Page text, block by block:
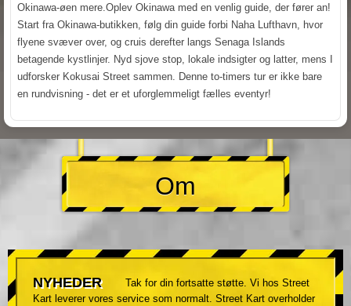
Okinawa-øen mere.Oplev Okinawa med en venlig guide, der fører an!
Start fra Okinawa-butikken, følg din guide forbi Naha Lufthavn, hvor
flyene svæver over, og cruis derefter langs Senaga Islands
betagende kystlinjer. Nyd sjove stop, lokale indsigter og latter, mens I
udforsker Kokusai Street sammen. Denne to-timers tur er ikke bare
en rundvisning - det er et uforglemmeligt fælles eventyr!
Om
NYHEDER
Tak for din fortsatte støtte. Vi hos Street
Kart leverer vores service som normalt. Street Kart overholder